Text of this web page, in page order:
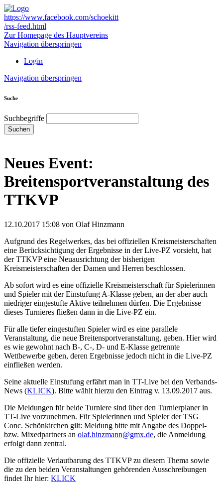
https://www.facebook.com/schoekitt
/rss-feed.html
Zur Homepage des Hauptvereins
Navigation überspringen
Login
Navigation überspringen
Suche
Suchbegriffe
Suchen
Neues Event:
Breitensportveranstaltung des
TTKVP
12.10.2017 15:08 von Olaf Hinzmann
Aufgrund des Regelwerkes, das bei offiziellen Kreismeisterschaften
eine Berücksichtigung der Ergebnisse in der Live-PZ vorsieht, hat
der TTKVP eine Neuausrichtung der bisherigen
Kreismeisterschaften der Damen und Herren beschlossen.
Ab sofort wird es eine offizielle Kreismeisterschaft für Spielerinnen
und Spieler mit der Einstufung A-Klasse geben, an der aber auch
niedriger eingestufte Aktive teilnehmen dürfen. Die Ergebnisse
dieses Turnieres fließen dann in die Live-PZ ein.
Für alle tiefer eingestuften Spieler wird es eine parallele
Veranstaltung, die neue Breitensportveranstaltung, geben. Hier wird
es wie gewohnt nach B-, C-, D- und E-Klasse getrennte
Wettbewerbe geben, deren Ergebnisse jedoch nicht in die Live-PZ
einfließen werden.
Seine aktuelle Einstufung erfährt man in TT-Live bei den Verbands-
News (KLICK). Bitte wählt hierzu den Eintrag v. 13.09.2017 aus.
Die Meldungen für beide Turniere sind über den Turnierplaner in
TT-Live vorzunehmen. Für Spielerinnen und Spieler der TSG
Conc. Schönkirchen gilt: Meldung bitte mit Angabe des Doppel-
bzw. Mixedpartners an olaf.hinzmann@gmx.de, die Anmeldung
erfolgt dann zentral.
Die offizielle Verlautbarung des TTKVP zu diesem Thema sowie
die zu den beiden Veranstaltungen gehörenden Ausschreibungen
findet Ihr hier: KLICK